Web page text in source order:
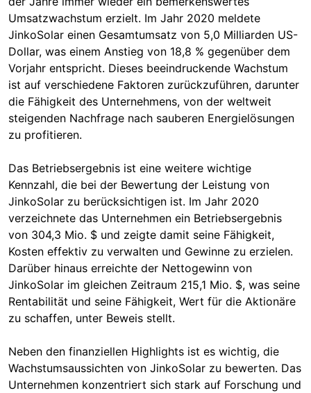
Umsatzwachstum erzielt. Im Jahr 2020 meldete
JinkoSolar einen Gesamtumsatz von 5,0 Milliarden US-
Dollar, was einem Anstieg von 18,8 % gegenüber dem
Vorjahr entspricht. Dieses beeindruckende Wachstum
ist auf verschiedene Faktoren zurückzuführen, darunter
die Fähigkeit des Unternehmens, von der weltweit
steigenden Nachfrage nach sauberen Energielösungen
zu profitieren.
Das Betriebsergebnis ist eine weitere wichtige
Kennzahl, die bei der Bewertung der Leistung von
JinkoSolar zu berücksichtigen ist. Im Jahr 2020
verzeichnete das Unternehmen ein Betriebsergebnis
von 304,3 Mio. $ und zeigte damit seine Fähigkeit,
Kosten effektiv zu verwalten und Gewinne zu erzielen.
Darüber hinaus erreichte der Nettogewinn von
JinkoSolar im gleichen Zeitraum 215,1 Mio. $, was seine
Rentabilität und seine Fähigkeit, Wert für die Aktionäre
zu schaffen, unter Beweis stellt.
Neben den finanziellen Highlights ist es wichtig, die
Wachstumsaussichten von JinkoSolar zu bewerten. Das
Unternehmen konzentriert sich stark auf Forschung und